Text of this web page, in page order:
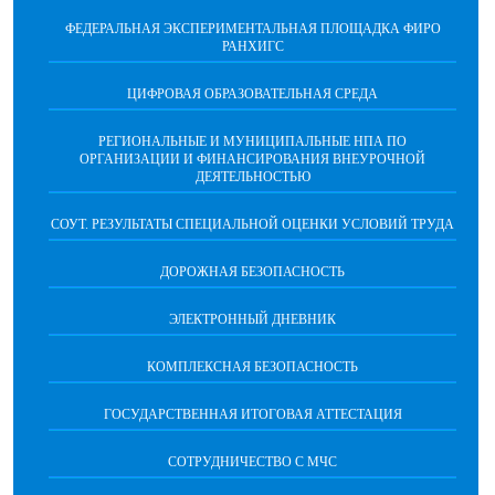
ФЕДЕРАЛЬНАЯ ЭКСПЕРИМЕНТАЛЬНАЯ ПЛОЩАДКА ФИРО
РАНХИГС
ЦИФРОВАЯ ОБРАЗОВАТЕЛЬНАЯ СРЕДА
РЕГИОНАЛЬНЫЕ И МУНИЦИПАЛЬНЫЕ НПА ПО
ОРГАНИЗАЦИИ И ФИНАНСИРОВАНИЯ ВНЕУРОЧНОЙ
ДЕЯТЕЛЬНОСТЬЮ
СОУТ. РЕЗУЛЬТАТЫ СПЕЦИАЛЬНОЙ ОЦЕНКИ УСЛОВИЙ ТРУДА
ДОРОЖНАЯ БЕЗОПАСНОСТЬ
ЭЛЕКТРОННЫЙ ДНЕВНИК
КОМПЛЕКСНАЯ БЕЗОПАСНОСТЬ
ГОСУДАРСТВЕННАЯ ИТОГОВАЯ АТТЕСТАЦИЯ
CОТРУДНИЧЕСТВО С МЧС